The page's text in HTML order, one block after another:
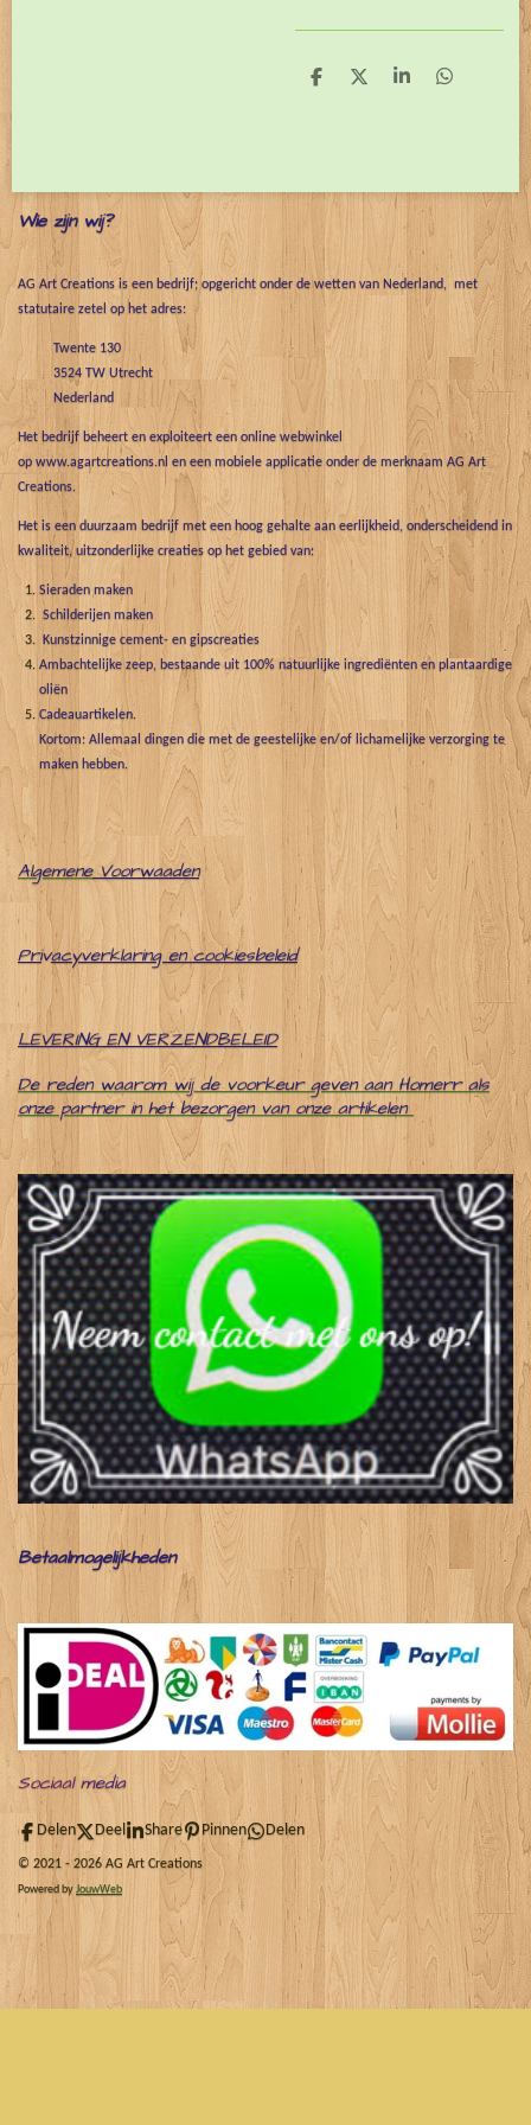
D
D
S
D
Wie zijn wij?
AG Art Creations is een bedrijf; opgericht onder de wetten van Nederland, met
statutaire zetel op het adres:
Twente 130
3524 TW Utrecht
Nederland
Het bedrijf beheert en exploiteert een online webwinkel
op www.agartcreations.nl en een mobiele applicatie onder de merknaam AG Art
Creations.
Het is een duurzaam bedrijf met een hoog gehalte aan eerlijkheid, onderscheidend in
kwaliteit, uitzonderlijke creaties op het gebied van:
Sieraden maken
Schilderijen maken
Kunstzinnige cement- en gipscreaties
Ambachtelijke zeep, bestaande uit 100% natuurlijke ingrediënten en plantaardige
oliën
Cadeauartikelen.
Kortom: Allemaal dingen die met de geestelijke en/of lichamelijke verzorging te
maken hebben.
Algemene Voorwaaden
Privacyverklaring en cookiesbeleid
LEVERING EN VERZENDBELEID
De reden waarom wij de voorkeur geven aan Homerr als
onze partner in het bezorgen van onze artikelen
Betaalmogelijkheden
Sociaalmedia
Delen Deel Share Pinnen Delen
© 2021 - 2026 AG Art Creations
Powered byJouwWeb